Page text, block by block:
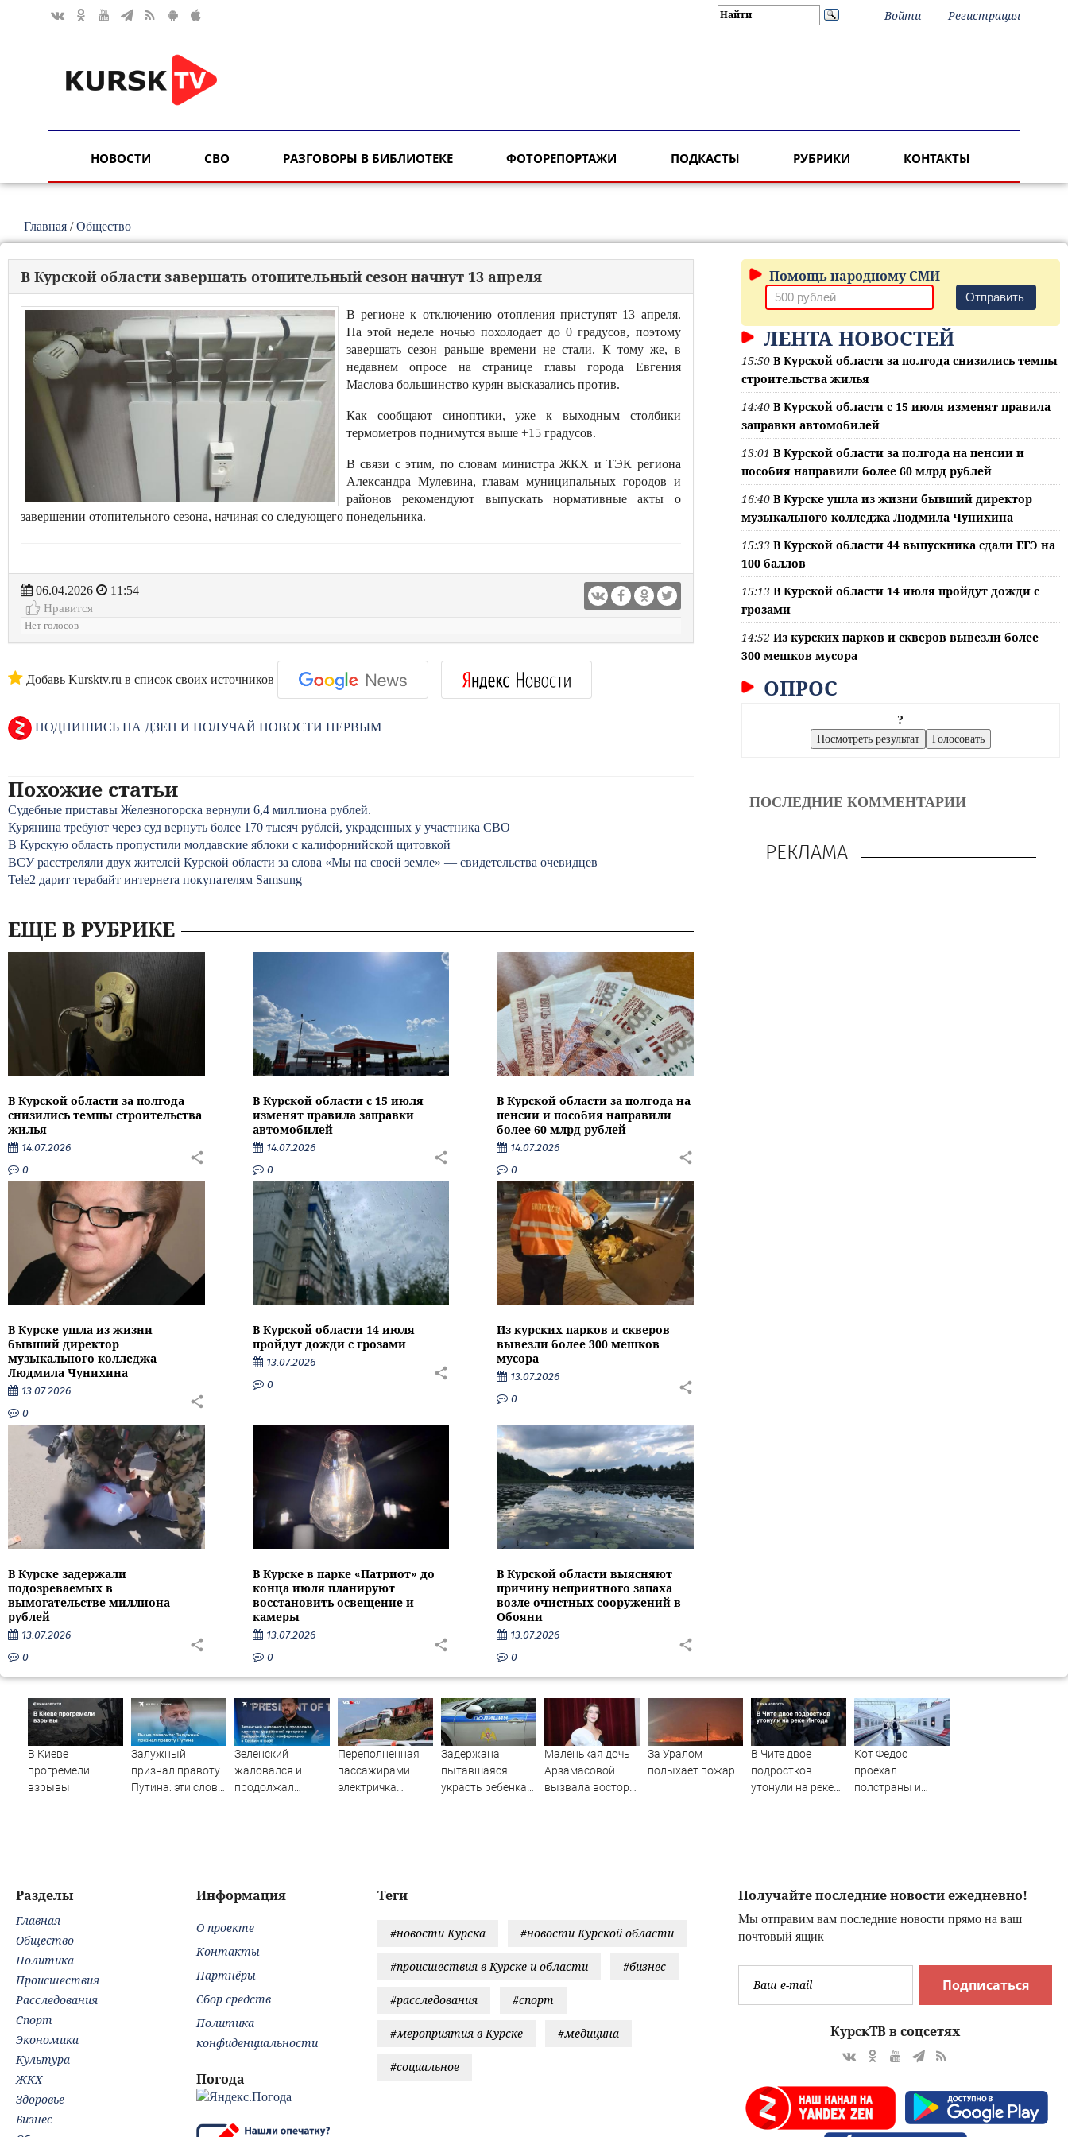
Войти Регистрация
НОВОСТИ СВО РАЗГОВОРЫ В БИБЛИОТЕКЕ ФОТОРЕПОРТАЖИ ПОДКАСТЫ РУБРИКИ КОНТАКТЫ
Главная /Общество
В Курской области завершать отопительный сезон начнут 13 апреля
В регионе к отключению отопления приступят 13 апреля.
На этой неделе ночью похолодает до 0 градусов, поэтому
завершать сезон раньше времени не стали. К тому же, в
недавнем опросе на странице главы города Евгения
Маслова большинство курян высказались против.
Как сообщают синоптики, уже к выходным столбики
термометров поднимутся выше +15 градусов.
В связи с этим, по словам министра ЖКХ и ТЭК региона
Александра Мулевина, главам муниципальных городов и
районов рекомендуют выпускать нормативные акты о
завершении отопительного сезона, начиная со следующего понедельника.
06.04.2026
11:54
Нравится
Нет голосов
Добавь Kursktv.ru в список своих источников
ПОДПИШИСЬ НА ДЗЕН И ПОЛУЧАЙ НОВОСТИ ПЕРВЫМ
Похожие статьи
Судебные приставы Железногорска вернули 6,4 миллиона рублей.
Курянина требуют через суд вернуть более 170 тысяч рублей, украденных у участника СВО
В Курскую область пропустили молдавские яблоки с калифорнийской щитовкой
ВСУ расстреляли двух жителей Курской области за слова «Мы на своей земле» — свидетельства очевидцев
Tele2 дарит терабайт интернета покупателям Samsung
ЕЩЕ В РУБРИКЕ
В Курской области за полгода
снизились темпы строительства
жилья
14.07.2026
0
В Курской области с 15 июля
изменят правила заправки
автомобилей
14.07.2026
0
В Курской области за полгода на
пенсии и пособия направили
более 60 млрд рублей
14.07.2026
0
В Курске ушла из жизни
бывший директор
музыкального колледжа
Людмила Чунихина
13.07.2026
0
В Курской области 14 июля
пройдут дожди с грозами
13.07.2026
0
Из курских парков и скверов
вывезли более 300 мешков
мусора
13.07.2026
0
В Курске задержали
подозреваемых в
вымогательстве миллиона
рублей
13.07.2026
0
В Курске в парке «Патриот» до
конца июля планируют
восстановить освещение и
камеры
13.07.2026
0
В Курской области выясняют
причину неприятного запаха
возле очистных сооружений в
Обояни
13.07.2026
0
Помощь народному СМИ
Отправить
ЛЕНТА НОВОСТЕЙ
15:50 В Курской области за полгода снизились темпы
строительства жилья
14:40 В Курской области с 15 июля изменят правила
заправки автомобилей
13:01 В Курской области за полгода на пенсии и
пособия направили более 60 млрд рублей
16:40 В Курске ушла из жизни бывший директор
музыкального колледжа Людмила Чунихина
15:33 В Курской области 44 выпускника сдали ЕГЭ на
100 баллов
15:13 В Курской области 14 июля пройдут дожди с
грозами
14:52 Из курских парков и скверов вывезли более
300 мешков мусора
ОПРОС
?
ПОСЛЕДНИЕ КОММЕНТАРИИ
РЕКЛАМА
В Киеве
прогремели
взрывы
Залужный
признал правоту
Путина: эти слова
Зеленский
жаловался и
продолжал
Переполненная
пассажирами
электричка
Задержана
пытавшаяся
украсть ребенка
Маленькая дочь
Арзамасовой
вызвала восторг
За Уралом
полыхает пожар
В Чите двое
подростков
утонули на реке
Кот Федос
проехал
полстраны и
Получайте последние новости ежедневно!
Мы отправим вам последние новости прямо на ваш
почтовый ящик
Подписаться
КурскТВ в соцсетях
Теги
#новости Курска #новости Курской области
#происшествия в Курске и области #бизнес
#расследования #спорт
#мероприятия в Курске #медицина
#социальное
Разделы
Главная
Общество
Политика
Происшествия
Расследования
Спорт
Экономика
Культура
ЖКХ
Здоровье
Бизнес
Информация
О проекте
Контакты
Партнёры
Сбор средств
Политика
конфиденциальности
Погода